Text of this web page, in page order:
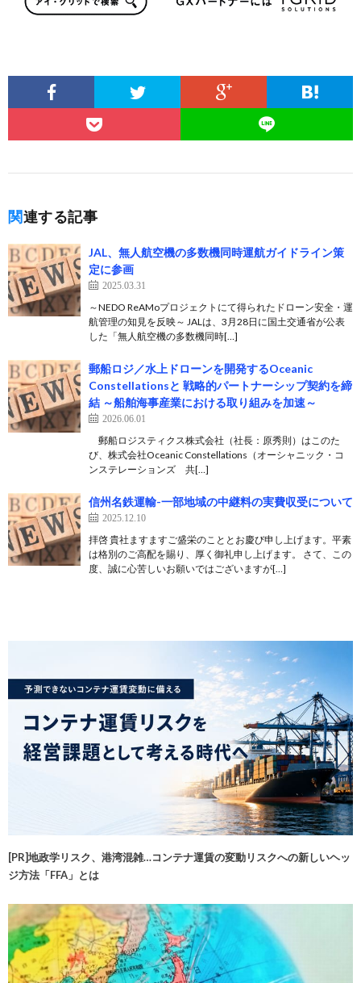
関連する記事
JAL、無人航空機の多数機同時運航ガイドライン策
定に参画
2025.03.31
～NEDO ReAMoプロジェクトにて得られたドローン安全・運
航管理の知見を反映～ JALは、3月28日に国土交通省が公表
した「無人航空機の多数機同時[…]
郵船ロジ／水上ドローンを開発するOceanic
Constellationsと 戦略的パートナーシップ契約を締
結 ～船舶海事産業における取り組みを加速～
2026.06.01
郵船ロジスティクス株式会社（社長：原秀則）はこのた
び、株式会社Oceanic Constellations（オーシャニック・コ
ンステレーションズ 共[…]
信州名鉄運輸-一部地域の中継料の実費収受について
2025.12.10
拝啓 貴社ますますご盛栄のこととお慶び申し上げます。平素
は格別のご高配を賜り、厚く御礼申し上げます。 さて、この
度、誠に心苦しいお願いではございますが[…]
[PR]地政学リスク、港湾混雑…コンテナ運賃の変動リスクへの新しいヘッ
ジ方法「FFA」とは